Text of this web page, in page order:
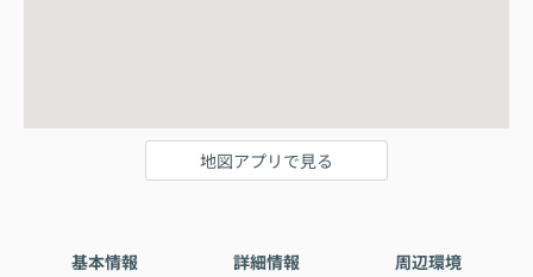
地図アプリで見る
基本情報 詳細情報 周辺環境